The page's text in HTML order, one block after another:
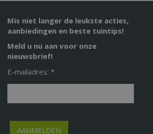
Mis niet langer de leukste acties,
aanbiedingen en beste tuintips!
Meld u nu aan voor onze
nieuwsbrief!
E-mailadres: *